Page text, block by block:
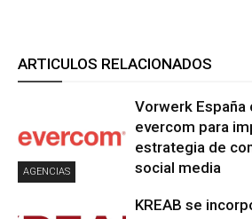
ARTICULOS RELACIONADOS
AGENCIAS
Vorwerk España
evercom para
estrategia de
social media
KREAB se